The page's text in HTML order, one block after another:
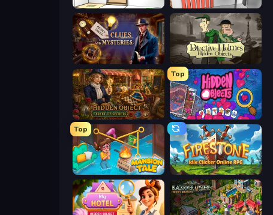
Puzzle Room Escape Computer Office Escape
Hidden Object: Clues and Mysteries
Hidden Object: Street Of Secrets
Top
Hidden Objects
Top
Mansion Tale: Merge Secrets Firestone – Idle Clicker Online RPG